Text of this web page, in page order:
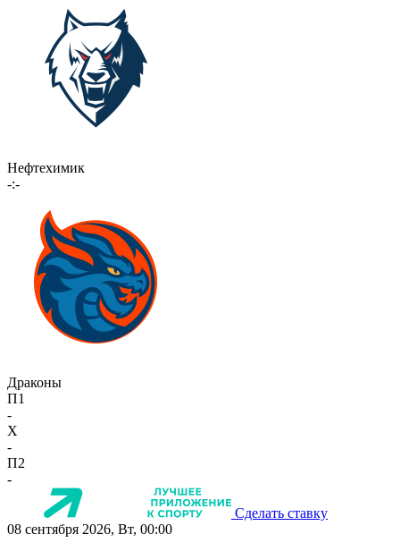
Нефтехимик
-:-
Драконы
П1
-
X
-
П2
-
Сделать ставку
08 сентября 2026, Вт, 00:00